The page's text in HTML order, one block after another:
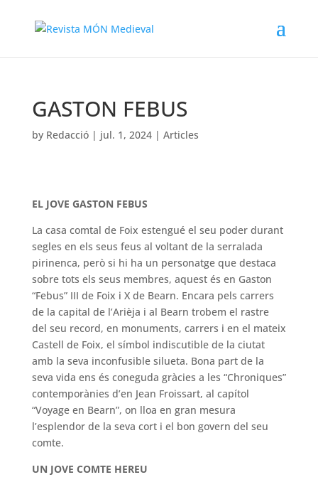
GASTON FEBUS
by Redacció| jul. 1, 2024| Articles
EL JOVE GASTON FEBUS
La casa comtal de Foix estengué el seu poder durant
segles en els seus feus al voltant de la serralada
pirinenca, però si hi ha un personatge que destaca
sobre tots els seus membres, aquest és en Gaston
“Febus” III de Foix i X de Bearn. Encara pels carrers
de la capital de l’Arièja i al Bearn trobem el rastre
del seu record, en monuments, carrers i en el mateix
Castell de Foix, el símbol indiscutible de la ciutat
amb la seva inconfusible silueta. Bona part de la
seva vida ens és coneguda gràcies a les “Chroniques”
contemporànies d’en Jean Froissart, al capítol
“Voyage en Bearn”, on lloa en gran mesura
l’esplendor de la seva cort i el bon govern del seu
comte.
UN JOVE COMTE HEREU